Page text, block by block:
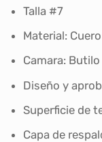
Talla #7
Material:
Camara: Butilo
Diseño y
Superficie de
Capa de